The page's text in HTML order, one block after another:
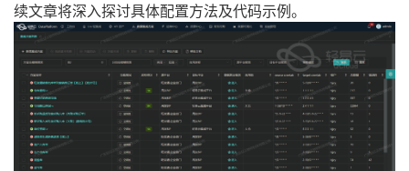
续文章将深入探讨具体配置方法及代码示例。